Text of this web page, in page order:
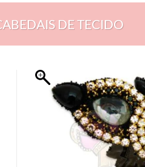
DE TECIDO